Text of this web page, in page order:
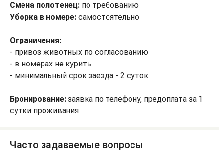
Смена полотенец: по требованию
Уборка в номере: самостоятельно
Ограничения:
- привоз животных по согласованию
- в номерах не курить
- минимальный срок заезда - 2 суток
Бронирование: заявка по телефону, предоплата за 1
сутки проживания
Часто задаваемые вопросы